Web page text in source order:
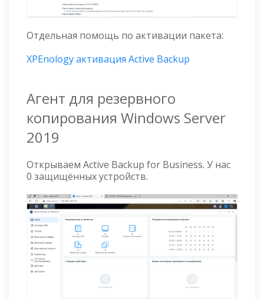
Отдельная помощь по активации пакета:
XPEnology активация Active Backup
Агент для резервного
копирования Windows Server
2019
Открываем Active Backup for Business. У нас
0 защищённых устройств.